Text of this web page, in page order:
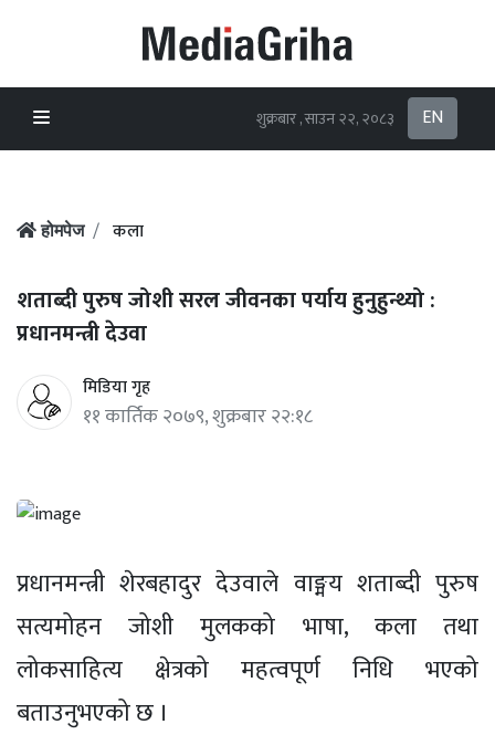
शुक्रबार , साउन २२, २०८३ EN
होमपेज कला
शताब्दी पुरुष जोशी सरल जीवनका पर्याय हुनुहुन्थ्यो :
प्रधानमन्त्री देउवा
मिडिया गृह
११ कार्तिक २०७९, शुक्रबार २२:१८
प्रधानमन्त्री शेरबहादुर देउवाले वाङ्मय शताब्दी पुरुष
सत्यमोहन जोशी मुलकको भाषा, कला तथा
लोकसाहित्य क्षेत्रको महत्वपूर्ण निधि भएको
बताउनुभएको छ ।